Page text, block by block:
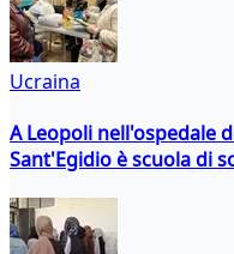
Ucraina
A Leopoli nell'ospedale
Sant'Egidio è scuola di